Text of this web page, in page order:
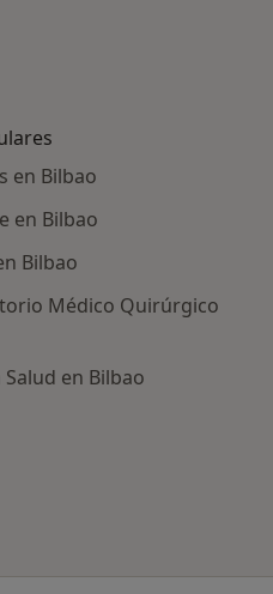
en Bilbao
en Bilbao
Bilbao
Médico Quirúrgico
en Bilbao